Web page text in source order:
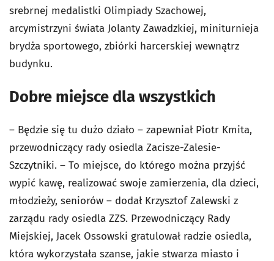
srebrnej medalistki Olimpiady Szachowej,
arcymistrzyni świata Jolanty Zawadzkiej, miniturnieja
brydża sportowego, zbiórki harcerskiej wewnątrz
budynku.
Dobre miejsce dla wszystkich
– Będzie się tu dużo działo – zapewniał Piotr Kmita,
przewodniczący rady osiedla Zacisze-Zalesie-
Szczytniki. – To miejsce, do którego można przyjść
wypić kawę, realizować swoje zamierzenia, dla dzieci,
młodzieży, seniorów – dodał Krzysztof Zalewski z
zarządu rady osiedla ZZS. Przewodniczący Rady
Miejskiej, Jacek Ossowski gratulował radzie osiedla,
która wykorzystała szanse, jakie stwarza miasto i